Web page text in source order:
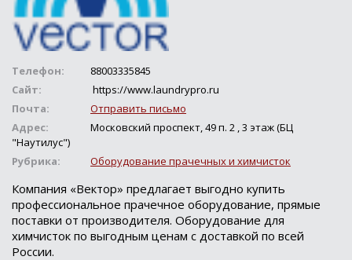
Телефон:
88003335845
Сайт:
https://www.laundrypro.ru
Почта:
Отправить письмо
Адрес:
Московский проспект, 49 п. 2 , 3 этаж (БЦ
"Наутилус")
Рубрика:
Оборудование прачечных и химчисток
Компания «Вектор» предлагает выгодно купить
профессиональное прачечное оборудование, прямые
поставки от производителя. Оборудование для
химчисток по выгодным ценам с доставкой по всей
России.